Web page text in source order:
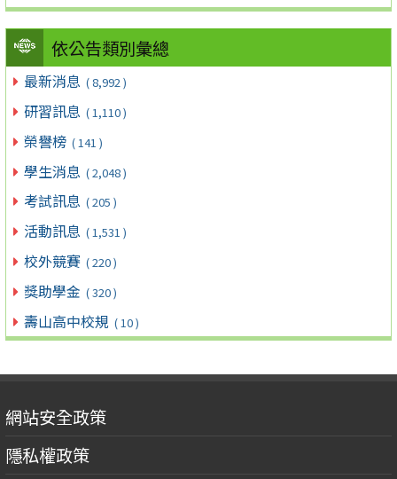
依公告類別彙總
最新消息 ( 8,992 )
研習訊息 ( 1,110 )
榮譽榜 ( 141 )
學生消息 ( 2,048 )
考試訊息 ( 205 )
活動訊息 ( 1,531 )
校外競賽 ( 220 )
獎助學金 ( 320 )
壽山高中校規 ( 10 )
網站安全政策
隱私權政策